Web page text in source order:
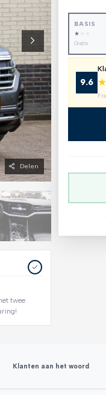
Delen
BASIS
★
Gratis
9.6 ★
twee
Klanten aan het woord